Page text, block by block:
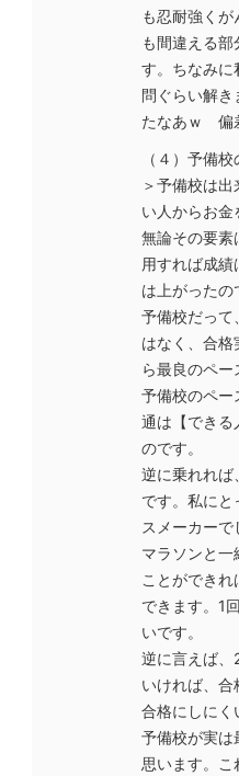
も忍耐強く
も間違える部
す。ちなみに
問ぐらい解き
たなあｗ 偏
（４）予備
＞予備校は
い人からお金
無論その要素
用すれば成
は上がったの
予備校だって
はなく、合
ら最良のペー
予備校のペー
通は【できる
のです。
逆に乗れれば
です。私にと
スメーカーで
マラソンと一
ことができ
できます。1
いです。
逆に言えば、
いければ、
合格にしにく
予備校が実は
思います。こ